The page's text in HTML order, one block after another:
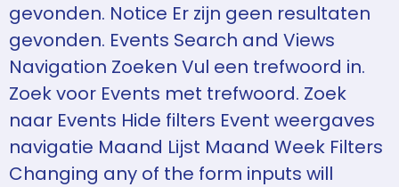
gevonden. Notice Er zijn geen resultaten
gevonden. Events Search and Views
Navigation Zoeken Vul een trefwoord in.
Zoek voor Events met trefwoord. Zoek
naar Events Hide filters Event weergaves
navigatie Maand Lijst Maand Week Filters
Changing any of the form inputs will